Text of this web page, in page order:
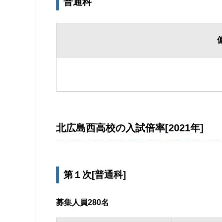
北広島西高校の入試倍率[2021年]
第１次[普通科]
募集人員280名